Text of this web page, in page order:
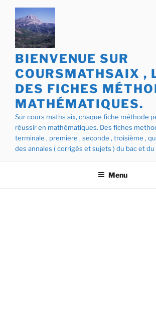
Aller
contenu
principal
BIENVENUE SUR
COURSMATHSAIX ,
DES FICHES
MATHÉMATIQUES.
Sur cours maths aix, chaque fiche méthode
réussir en mathématiques. Des fiches
terminale , premiere , seconde , troisième ,
des annales ( corrigés et sujets ) du bac et
Menu